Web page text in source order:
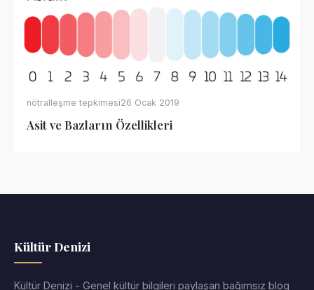
nötralleşme tepkimesi26 Ocak 2019
Asit ve Bazların Özellikleri
Kültür Denizi
Kültür Denizi - Genel kültür bilgileri paylaşan bağımsız blog